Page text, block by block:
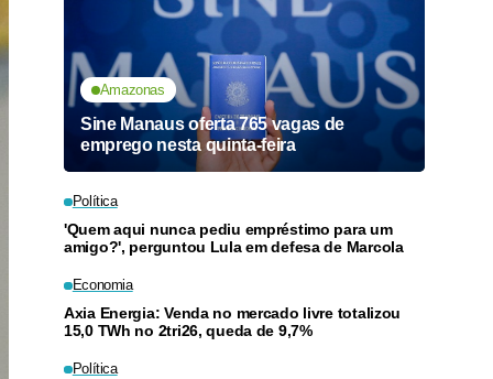
Amazonas
Sine Manaus oferta 765 vagas de
emprego nesta quinta-feira
Política
'Quem aqui nunca pediu empréstimo para um
amigo?', perguntou Lula em defesa de Marcola
Economia
Axia Energia: Venda no mercado livre totalizou
15,0 TWh no 2tri26, queda de 9,7%
Política